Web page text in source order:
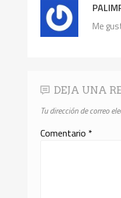
Me
DEJA UNA
Tu dirección de correo
Comentario *